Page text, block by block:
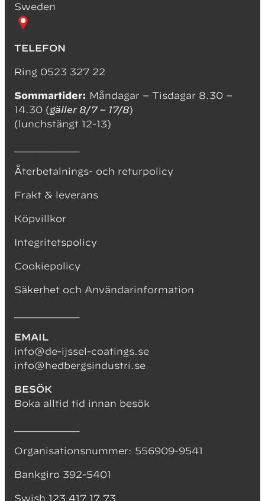
Sweden
TELEFON
Ring 0523 327 22
Sommartider: Måndagar – Tisdagar 8.30 –
14.30 (gäller 8/7 – 17/8)
(lunchstängt 12-13)
Återbetalnings- och returpolicy
Frakt & leverans
Köpvillkor
Integritetspolicy
Cookiepolicy
Säkerhet och Användarinformation
EMAIL
info@de-ijssel-coatings.se
info@hedbergsindustri.se
BESÖK
Boka alltid tid innan besök
Organisationsnummer: 556909-9541
Bankgiro 392-5401
Swish 123 417 17 73